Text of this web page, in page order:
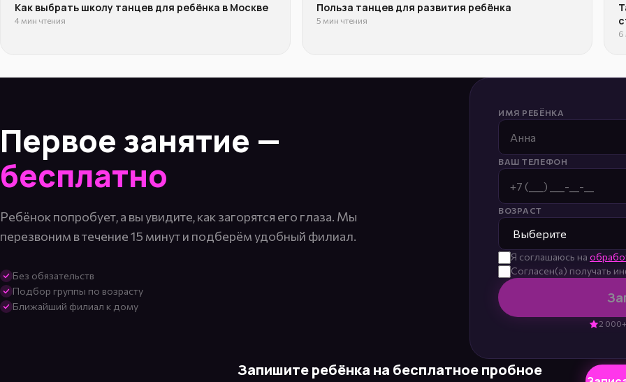
Как выбрать школу танцев для ребёнка в Москве
4 мин чтения
Польза танцев для развития ребёнка
5 мин чтения
6
Первое занятие —
бесплатно
Ребёнок попробует, а вы увидите, как загорятся его глаза. Мы
перезвоним в течение 15 минут и подберём удобный филиал.
Без обязательств
Подбор группы по возрасту
Ближайший филиал к дому
ИМЯ РЕБЁНКА
ВАШ ТЕЛЕФОН
ВОЗРАСТ
Я соглашаюсь на
Согласен(а) получать
2
Запишите ребёнка на бесплатное пробное